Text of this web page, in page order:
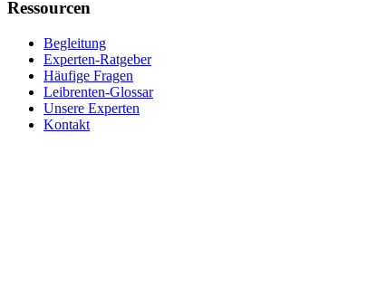
Ressourcen
Begleitung
Experten-Ratgeber
Häufige Fragen
Leibrenten-Glossar
Unsere Experten
Kontakt